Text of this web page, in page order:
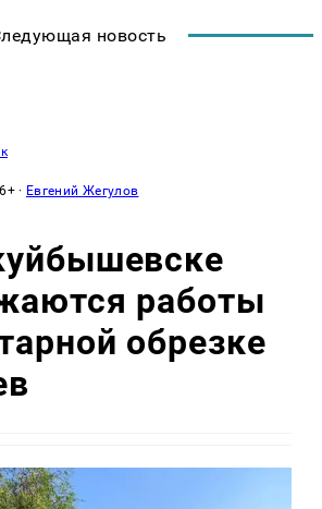
новость
· Евгений Жегулов
работы
обрезке